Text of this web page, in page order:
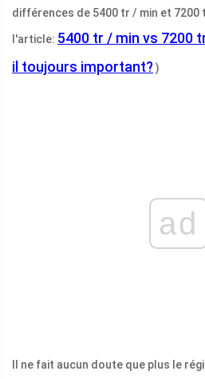
différences de 5400 tr / min et 7200
l'article: 5400 tr / min vs 7200
il toujours important? )
ad
Il ne fait aucun doute que plus le